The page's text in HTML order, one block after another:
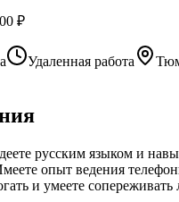
₽
Удаленная работа
русским языком и
опыт ведения
и умеете